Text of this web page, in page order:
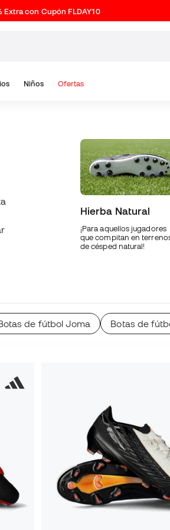
Extra con Cupón FLDAY10
Niños Ofertas
Hierba Natural
¡Para aquellos jugadores
que compitan en
de césped natural!
de fútbol Joma Botas de